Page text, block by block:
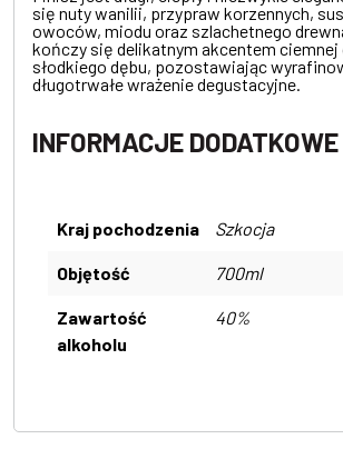
się nuty wanilii, przypraw korzennych,
owoców, miodu oraz szlachetnego
kończy się delikatnym akcentem ciemnej
słodkiego dębu, pozostawiając
długotrwałe wrażenie degustacyjne.
INFORMACJE DODATKOWE
Kraj pochodzenia Szkocja
Objętość 700ml
Zawartość
alkoholu
40%